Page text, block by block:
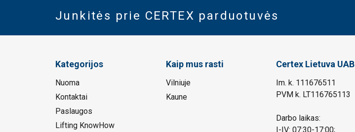
Junkitės prie CERTEX parduotuvės
Kategorijos
Nuoma
Kontaktai
Paslaugos
Lifting KnowHow
Kaip mus rasti
Vilniuje
Kaune
Certex Lietuva UAB
Im. k. 111676511
PVM k. LT116765113
Darbo laikas:
I-IV: 07:30-17:00;